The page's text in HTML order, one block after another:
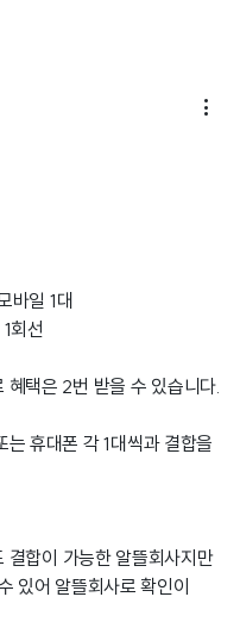

바일 1대
회선
혜택은 2번 받을 수 있습니다.
휴대폰 각 1대씩과 결합을
결합이 가능한 알뜰회사지만
있어 알뜰회사로 확인이